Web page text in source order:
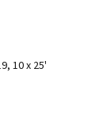
10 x 25'